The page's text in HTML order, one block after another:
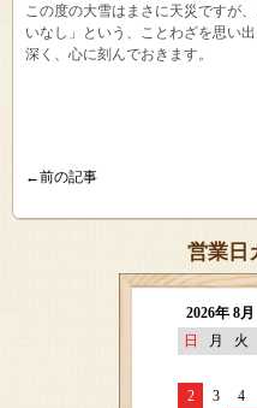
この度の大雪はまさに天災ですが
いなし」という、ことわざを思い出
深く、心に刻んでおきます。
←前の記事
営業日
2026年 8月
日
月 火
2
3 4